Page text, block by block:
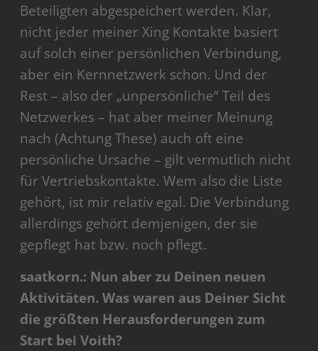
Beteiligten abgespeichert werden. Klar,
nicht jeder meiner Xing Kontakte basiert
auf solch einer persönlichen Verbindung,
aber ein Kernnetzwerk schon. Und der
Rest – also der „unpersönliche“ Teil des
Netzwerkes – hat aber meiner Meinung
nach (Achtung These) auch oft eine
persönliche Ursache – gilt vermutlich nicht
für Vertriebskontakte. Wem also die Liste
gehört, ist mir relativ egal. Die Verbindung
allerdings gehört demjenigen, der sie
gepflegt hat bzw. noch pflegt.
saatkorn.: Nun aber zu Deinen neuen
Aktivitäten. Was waren aus Deiner Sicht
die größten Herausforderungen zum
Start bei Voith?